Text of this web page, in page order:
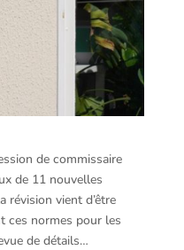
de commissaire
de 11 nouvelles
révision vient d’être
ces normes pour les
de détails…